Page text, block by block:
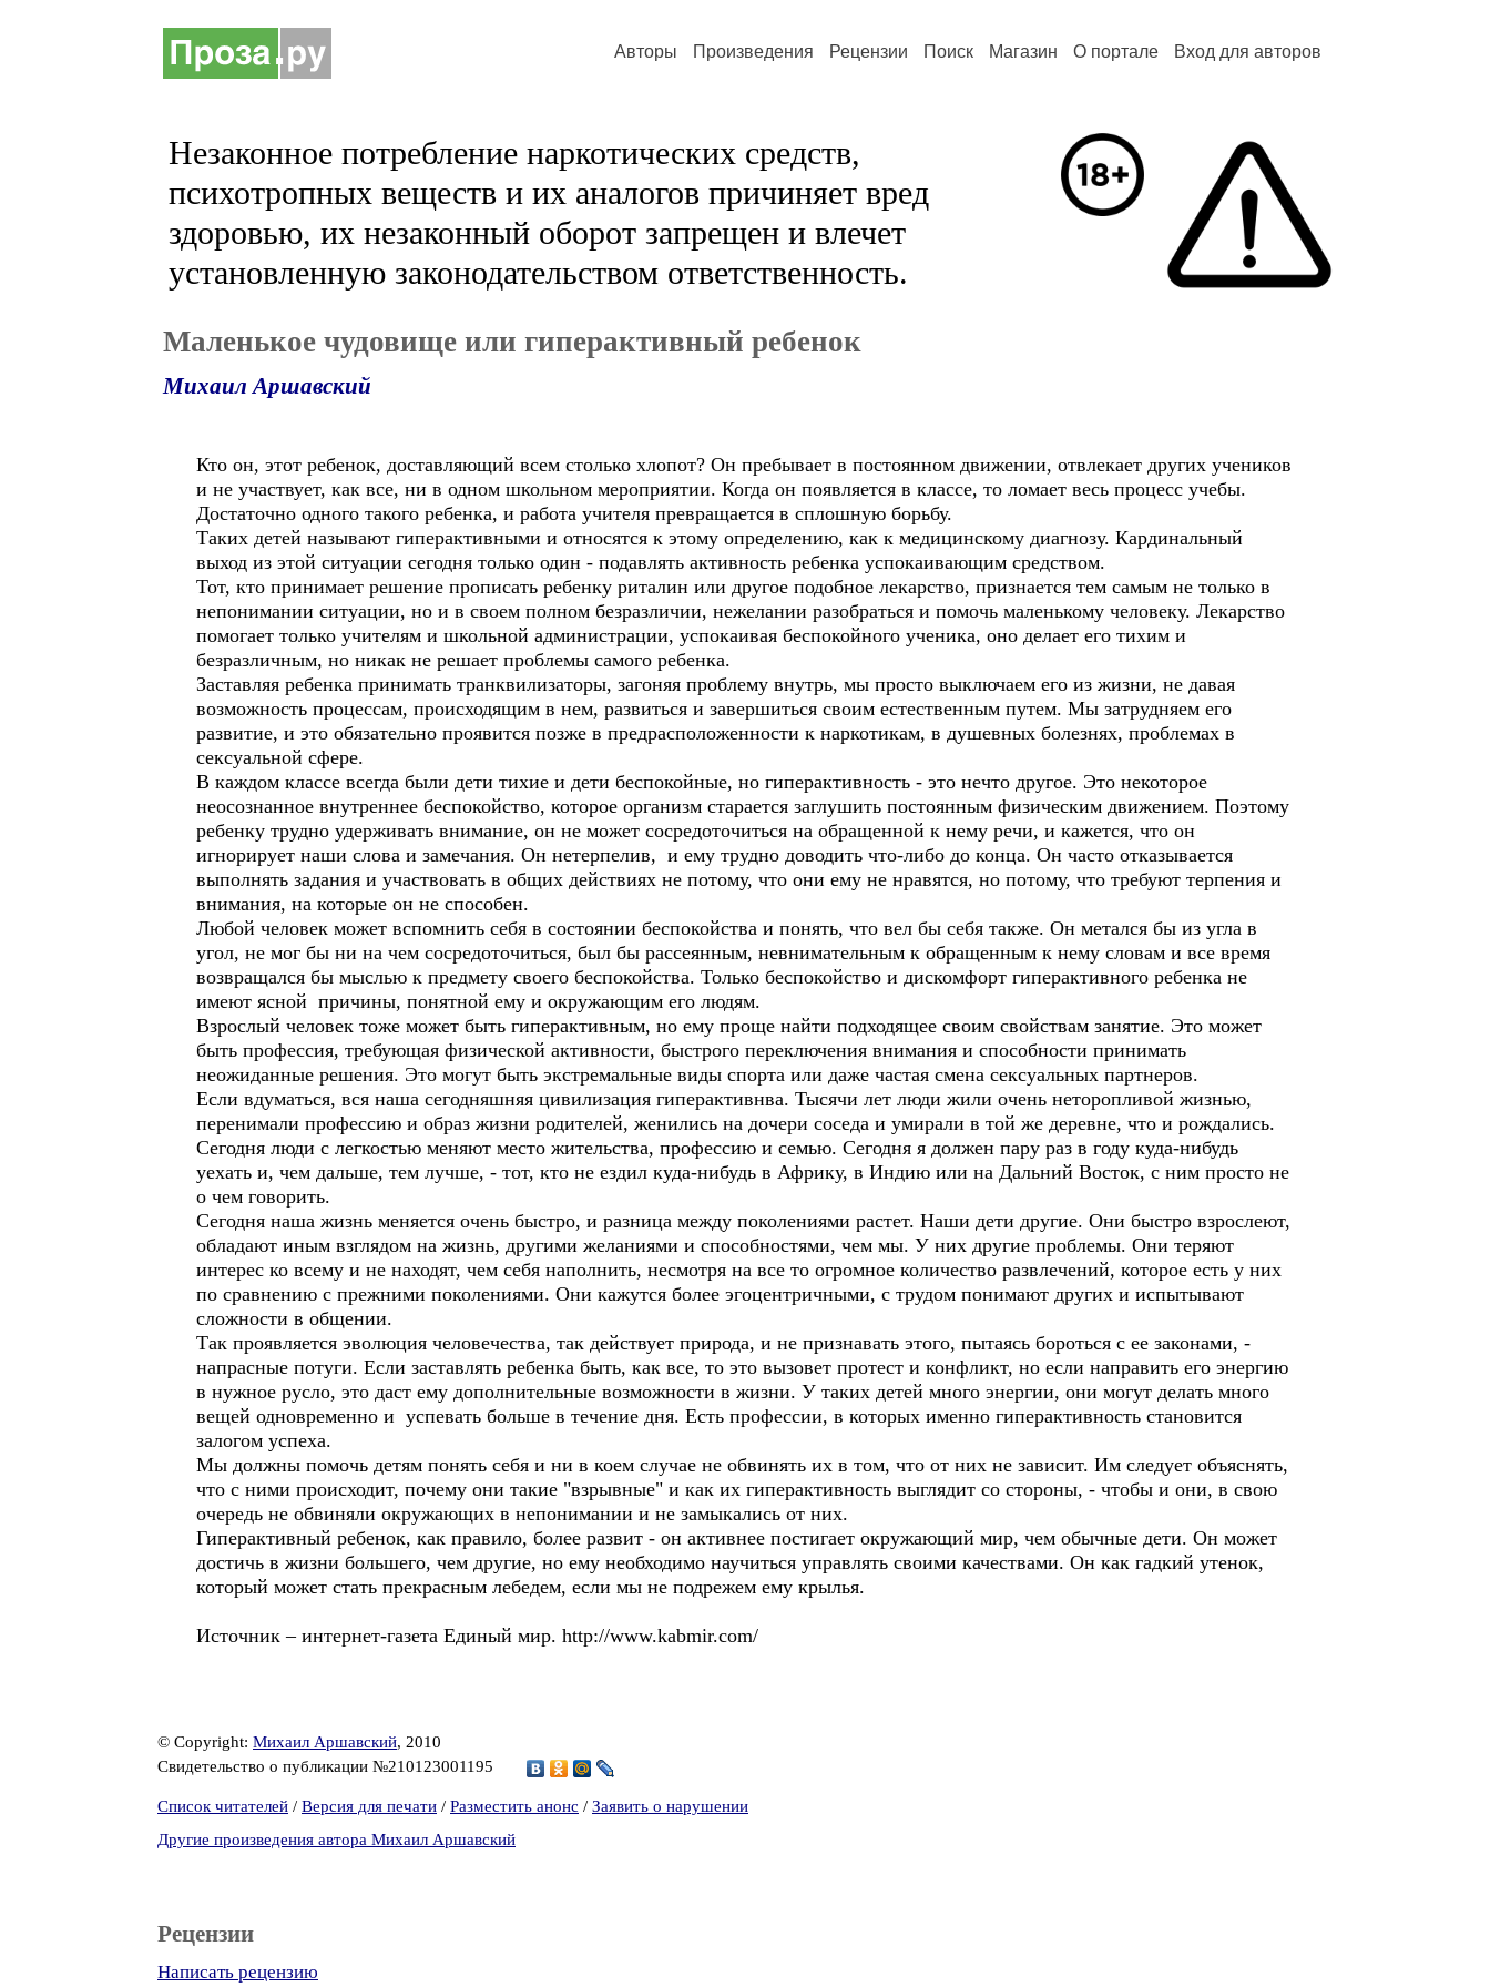
Авторы Произведения Рецензии Поиск Магазин О портале Вход для авторов
Незаконное потребление наркотических средств,
психотропных веществ и их аналогов причиняет вред
здоровью, их незаконный оборот запрещен и влечет
установленную законодательством ответственность.
Маленькое чудовище или гиперактивный ребенок
Михаил Аршавский
Кто он, этот ребенок, доставляющий всем столько хлопот? Он пребывает в постоянном движении, отвлекает других учеников
и не участвует, как все, ни в одном школьном мероприятии. Когда он появляется в классе, то ломает весь процесс учебы.
Достаточно одного такого ребенка, и работа учителя превращается в сплошную борьбу.
Таких детей называют гиперактивными и относятся к этому определению, как к медицинскому диагнозу. Кардинальный
выход из этой ситуации сегодня только один - подавлять активность ребенка успокаивающим средством.
Тот, кто принимает решение прописать ребенку риталин или другое подобное лекарство, признается тем самым не только в
непонимании ситуации, но и в своем полном безразличии, нежелании разобраться и помочь маленькому человеку. Лекарство
помогает только учителям и школьной администрации, успокаивая беспокойного ученика, оно делает его тихим и
безразличным, но никак не решает проблемы самого ребенка.
Заставляя ребенка принимать транквилизаторы, загоняя проблему внутрь, мы просто выключаем его из жизни, не давая
возможность процессам, происходящим в нем, развиться и завершиться своим естественным путем. Мы затрудняем его
развитие, и это обязательно проявится позже в предрасположенности к наркотикам, в душевных болезнях, проблемах в
сексуальной сфере.
В каждом классе всегда были дети тихие и дети беспокойные, но гиперактивность - это нечто другое. Это некоторое
неосознанное внутреннее беспокойство, которое организм старается заглушить постоянным физическим движением. Поэтому
ребенку трудно удерживать внимание, он не может сосредоточиться на обращенной к нему речи, и кажется, что он
игнорирует наши слова и замечания. Он нетерпелив, и ему трудно доводить что-либо до конца. Он часто отказывается
выполнять задания и участвовать в общих действиях не потому, что они ему не нравятся, но потому, что требуют терпения и
внимания, на которые он не способен.
Любой человек может вспомнить себя в состоянии беспокойства и понять, что вел бы себя также. Он метался бы из угла в
угол, не мог бы ни на чем сосредоточиться, был бы рассеянным, невнимательным к обращенным к нему словам и все время
возвращался бы мыслью к предмету своего беспокойства. Только беспокойство и дискомфорт гиперактивного ребенка не
имеют ясной причины, понятной ему и окружающим его людям.
Взрослый человек тоже может быть гиперактивным, но ему проще найти подходящее своим свойствам занятие. Это может
быть профессия, требующая физической активности, быстрого переключения внимания и способности принимать
неожиданные решения. Это могут быть экстремальные виды спорта или даже частая смена сексуальных партнеров.
Если вдуматься, вся наша сегодняшняя цивилизация гиперактивнва. Тысячи лет люди жили очень неторопливой жизнью,
перенимали профессию и образ жизни родителей, женились на дочери соседа и умирали в той же деревне, что и рождались.
Сегодня люди с легкостью меняют место жительства, профессию и семью. Сегодня я должен пару раз в году куда-нибудь
уехать и, чем дальше, тем лучше, - тот, кто не ездил куда-нибудь в Африку, в Индию или на Дальний Восток, с ним просто не
о чем говорить.
Сегодня наша жизнь меняется очень быстро, и разница между поколениями растет. Наши дети другие. Они быстро взрослеют,
обладают иным взглядом на жизнь, другими желаниями и способностями, чем мы. У них другие проблемы. Они теряют
интерес ко всему и не находят, чем себя наполнить, несмотря на все то огромное количество развлечений, которое есть у них
по сравнению с прежними поколениями. Они кажутся более эгоцентричными, с трудом понимают других и испытывают
сложности в общении.
Так проявляется эволюция человечества, так действует природа, и не признавать этого, пытаясь бороться с ее законами, -
напрасные потуги. Если заставлять ребенка быть, как все, то это вызовет протест и конфликт, но если направить его энергию
в нужное русло, это даст ему дополнительные возможности в жизни. У таких детей много энергии, они могут делать много
вещей одновременно и успевать больше в течение дня. Есть профессии, в которых именно гиперактивность становится
залогом успеха.
Мы должны помочь детям понять себя и ни в коем случае не обвинять их в том, что от них не зависит. Им следует объяснять,
что с ними происходит, почему они такие "взрывные" и как их гиперактивность выглядит со стороны, - чтобы и они, в свою
очередь не обвиняли окружающих в непонимании и не замыкались от них.
Гиперактивный ребенок, как правило, более развит - он активнее постигает окружающий мир, чем обычные дети. Он может
достичь в жизни большего, чем другие, но ему необходимо научиться управлять своими качествами. Он как гадкий утенок,
который может стать прекрасным лебедем, если мы не подрежем ему крылья.
Источник – интернет-газета Единый мир. http://www.kabmir.com/
© Copyright: Михаил Аршавский, 2010
Свидетельство о публикации №210123001195
Список читателей / Версия для печати / Разместить анонс / Заявить о нарушении
Другие произведения автора Михаил Аршавский
Рецензии
Написать рецензию